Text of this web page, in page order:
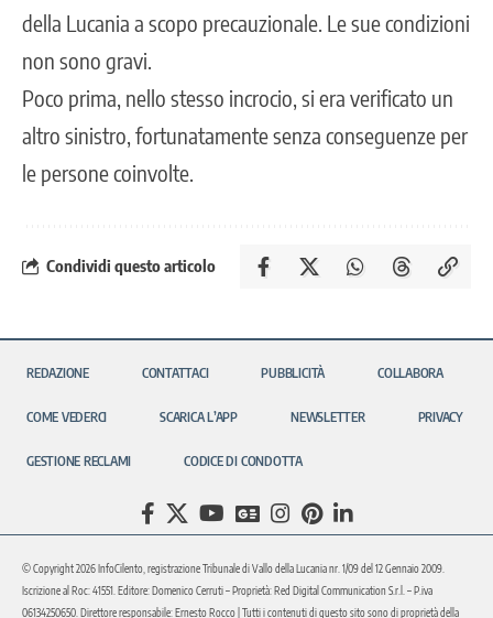
della Lucania a scopo precauzionale. Le sue condizioni
non sono gravi.
Poco prima, nello stesso incrocio, si era verificato un
altro sinistro, fortunatamente senza conseguenze per
le persone coinvolte.
Condividi questo articolo
REDAZIONE CONTATTACI PUBBLICITÀ COLLABORA
COME VEDERCI SCARICA L’APP NEWSLETTER PRIVACY
GESTIONE RECLAMI CODICE DI CONDOTTA
© Copyright 2026 InfoCilento, registrazione Tribunale di Vallo della Lucania nr. 1/09 del 12 Gennaio 2009.
Iscrizione al Roc: 41551. Editore: Domenico Cerruti – Proprietà: Red Digital Communication S.r.l. – P.iva
06134250650. Direttore responsabile: Ernesto Rocco | Tutti i contenuti di questo sito sono di proprietà della